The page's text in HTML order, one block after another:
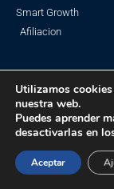
Smart Growth
Afiliacion
© Todos
Utilizamos
nuestra web.
Puedes aprender
desactivarlas en
Aceptar